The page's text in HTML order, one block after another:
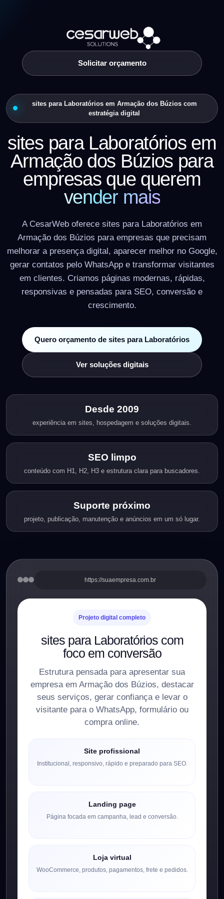
Solicitar orçamento
sites para Laboratórios em Armação dos Búzios com
estratégia digital
sites para Laboratórios em
Armação dos Búzios para
empresas que querem
vender mais
A CesarWeb oferece sites para Laboratórios em
Armação dos Búzios para empresas que precisam
melhorar a presença digital, aparecer melhor no Google,
gerar contatos pelo WhatsApp e transformar visitantes
em clientes. Criamos páginas modernas, rápidas,
responsivas e pensadas para SEO, conversão e
crescimento.
Quero orçamento de sites para Laboratórios
Ver soluções digitais
Desde 2009
experiência em sites, hospedagem e soluções digitais.
SEO limpo
conteúdo com H1, H2, H3 e estrutura clara para buscadores.
Suporte próximo
projeto, publicação, manutenção e anúncios em um só lugar.
https://suaempresa.com.br
Projeto digital completo
sites para Laboratórios com
foco em conversão
Estrutura pensada para apresentar sua
empresa em Armação dos Búzios, destacar
seus serviços, gerar confiança e levar o
visitante para o WhatsApp, formulário ou
compra online.
Site profissional
Institucional, responsivo, rápido e preparado para SEO.
Landing page
Página focada em campanha, lead e conversão.
Loja virtual
WooCommerce, produtos, pagamentos, frete e pedidos.